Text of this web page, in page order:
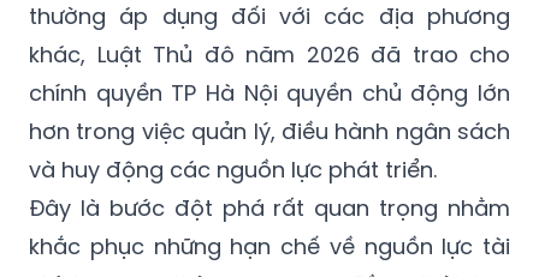
thường áp dụng đối với các địa phương
khác, Luật Thủ đô năm 2026 đã trao cho
chính quyền TP Hà Nội quyền chủ động lớn
hơn trong việc quản lý, điều hành ngân sách
và huy động các nguồn lực phát triển.
Đây là bước đột phá rất quan trọng nhằm
khắc phục những hạn chế về nguồn lực tài